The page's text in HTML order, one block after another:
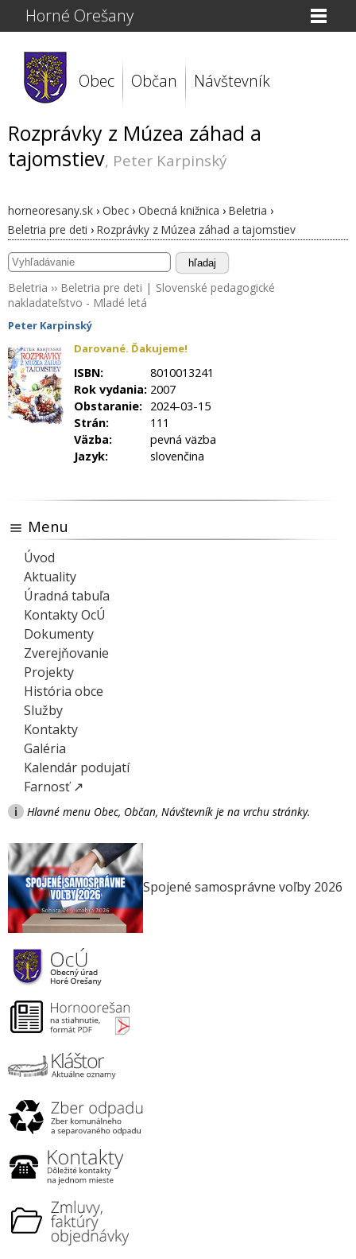
Horné Orešany
Obec Občan Návštevník
Rozprávky z Múzea záhad a
tajomstiev, Peter Karpinský
horneoresany.sk › Obec › Obecná knižnica › Beletria ›
Beletria pre deti › Rozprávky z Múzea záhad a tajomstiev
hľadaj
Beletria ›› Beletria pre deti | Slovenské pedagogické
nakladateľstvo - Mladé letá
Peter Karpinský
Darované. Ďakujeme!
ISBN:
8010013241
Rok vydania: 2007
Obstaranie: 2024-03-15
Strán:
111
Väzba:
pevná väzba
Jazyk:
slovenčina
Menu
Úvod
Aktuality
Úradná tabuľa
Kontakty OcÚ
Dokumenty
Zverejňovanie
Projekty
História obce
Služby
Kontakty
Galéria
Kalendár podujatí
Farnosť ↗
i Hlavné menu Obec, Občan, Návštevník je na vrchu stránky.
Spojené samosprávne voľby 2026